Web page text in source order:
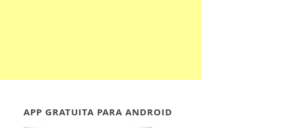
APP GRATUITA PARA ANDROID